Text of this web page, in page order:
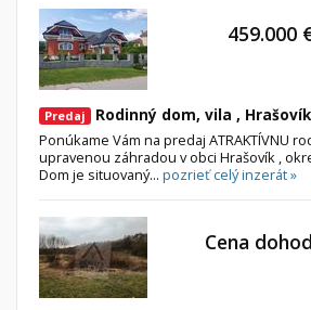
Garsónky
Dvojgarsónky
1-izbové
2-izbové
3-izbové
4 a viac izbové byty
Pozemok
Stavebné pozemky
Bývanie a rekreácia
Predaj Rodinný dom, vila ,
Ponúkame Vám na predaj ATRAKTÍVNU
upravenou záhradou v obci Hrašovík ,
Dom je situovaný... pozrieť celý inzerát »
459.000
Cena